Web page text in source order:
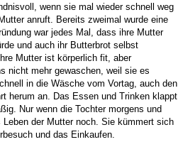
wenn sie mal wieder schnell weg
anruft. Bereits zweimal wurde eine
war jedes Mal, dass ihre Mutter
und auch ihr Butterbrot selbst
Mutter ist körperlich fit, aber
nicht mehr gewaschen, weil sie es
in die Wäsche vom Vortag, auch den
herum an. Das Essen und Trinken klappt
Nur wenn die Tochter morgens und
der Mutter noch. Sie kümmert sich
und das Einkaufen.